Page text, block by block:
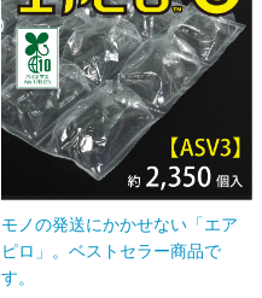
モノの発送にかかせない「エア
ピロ」。ベストセラー商品で
す。